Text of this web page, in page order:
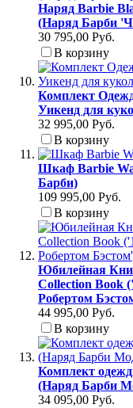
Наряд Barbie
(Наряд Барби
30 795,00 Руб.
В корзину
Комплект
Уикенд для
32 995,00 Руб.
В корзину
Шкаф Barbie
Барби)
109 995,00 Руб.
В корзину
Юбилейная
Collection Book
Робертом
44 995,00 Руб.
В корзину
Комплект
(Наряд Барби
34 095,00 Руб.